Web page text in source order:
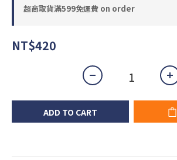
超商取貨滿599免運費 on order
NT$420
ADD TO CART